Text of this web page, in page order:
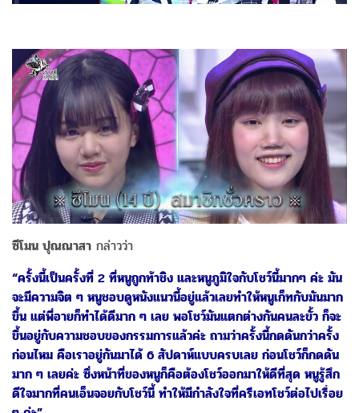
ซีโมน ปุณณาสา กล่าวว่า
“ครั้งนี้เป็นครั้งที่ 2 ที่หนูถูกท้าชิง และหนูภูมิใจกับโชว์นี้มากๆ ค่ะ มัน
จะมีความจิต ๆ หนูชอบดูหนังแนวนี้อยู่แล้วเลยทำให้หนูเก็ทกับมันมาก
ขึ้น แต่พี่อายก็ทำได้ดีมาก ๆ เลย พอโชว์มันแตกต่างกันคนละขั้ว ก็จะ
ขึ้นอยู่กับความชอบของกรรมการแล้วค่ะ ถามว่าครั้งนี้กดดันกว่าครั้ง
ก่อนไหม คือเราอยู่กันมาได้ 6 สัปดาห์แบบครบเลย ก่อนโชว์ก็กดดัน
มาก ๆ เลยค่ะ ซึ่งหน้าที่ของหนูก็คือต้องโชว์ออกมาให้ดีที่สุด หนูรู้สึก
ดีใจมากที่คนเอ็นจอยกับโชว์นี้ ทำให้มีกำลังใจที่ครีเอทโชว์ต่อไปเรื่อย